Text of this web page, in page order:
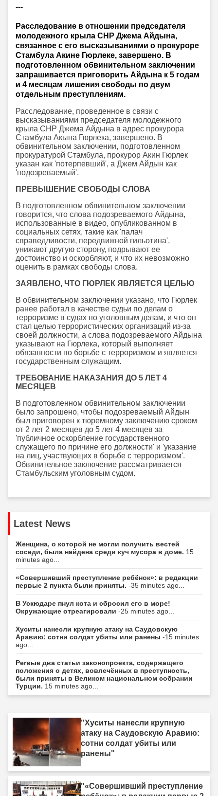
---
Расследование в отношении председателя
молодежного крыла CHP Джема Айдына,
связанное с его высказываниями о прокуроре
Стамбула Акине Гюрлеке, завершено. В
подготовленном обвинительном заключении
запрашивается приговорить Айдына к 5 годам
и 4 месяцам лишения свободы по двум
отдельным преступлениям.
Расследование, проведенное в связи с
высказываниями председателя молодежного
крыла CHP Джема Айдына в адрес прокурора
Стамбула Акына Гюрлека, завершено. В
обвинительном заключении, подготовленном
прокуратурой Стамбула, прокурор Акин Гюрлек
указан как 'потерпевший', а Джем Айдын как
'подозреваемый'.
ПРЕВЫШЕНИЕ СВОБОДЫ СЛОВА
В подготовленном обвинительном заключении
говорится, что слова подозреваемого Айдына,
использованные в видео, опубликованном в
социальных сетях, такие как 'палач
справедливости, передвижной гильотина',
унижают другую сторону, подрывают ее
достоинство и оскорбляют, и что их невозможно
оценить в рамках свободы слова.
ЗАЯВЛЕНО, ЧТО ГЮРЛЕК ЯВЛЯЕТСЯ ЦЕЛЬЮ
В обвинительном заключении указано, что Гюрлек
ранее работал в качестве судьи по делам о
терроризме в судах по уголовным делам, и что он
стал целью террористических организаций из-за
своей должности, а слова подозреваемого Айдына
указывают на Гюрлека, который выполняет
обязанности по борьбе с терроризмом и является
государственным служащим.
ТРЕБОВАНИЕ НАКАЗАНИЯ ДО 5 ЛЕТ 4
МЕСЯЦЕВ
В подготовленном обвинительном заключении
было запрошено, чтобы подозреваемый Айдын
был приговорен к тюремному заключению сроком
от 2 лет 2 месяцев до 5 лет 4 месяцев за
'публичное оскорбление государственного
служащего по причине его должности' и 'указание
на лиц, участвующих в борьбе с терроризмом'.
Обвинительное заключение рассматривается
Стамбульским уголовным судом.
Latest News
Женщина, о которой не могли получить вестей
соседи, была найдена среди куч мусора в доме. 15
minutes ago...
«Совершивший преступление ребёнок»: в редакции
первые 2 пункта были приняты. -35 minutes ago...
В Ускюдаре пнул кота и сбросил его в море!
Окружающие отреагировали -25 minutes ago...
Хуситы нанесли крупную атаку на Саудовскую
Аравию: сотни солдат убиты или ранены -15 minutes
ago...
Perвые два статьи законопроекта, содержащего
положения о детях, вовлечённых в преступность,
были приняты в Великом национальном собрании
Турции. 15 minutes ago...
"Хуситы нанесли крупную
атаку на Саудовскую Аравию:
сотни солдат убиты или
ранены"
"«Совершивший преступление